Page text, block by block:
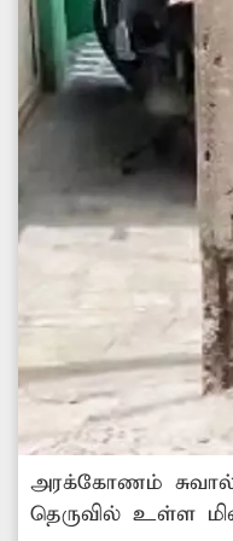
அரக்கோணம்
தெருவில் உள்ள